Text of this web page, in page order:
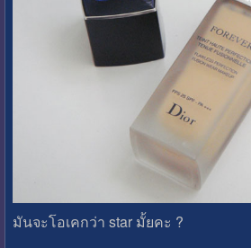
มันจะโอเคกว่า star มั้ยคะ ?